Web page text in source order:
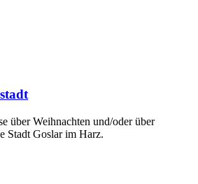
über Weihnachten und/oder über
Stadt Goslar im Harz.